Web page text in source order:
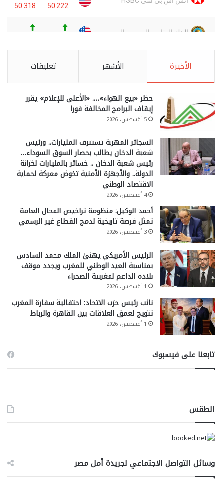
الأخيرة الأشهر تعليقات
حظر «بيع الهواء»…. «الأعلى للإعلام» يقرر
إيقاف البرامج المخالفة فورا
5 أغسطس، 2026
السجائر المهربة تستنزف المليارات.. ورئيس
شعبة الدخان يطالب بحصار السوق السوداء…
رئيس شعبة الدخان .. خسائر بالمليارات لخزانة
الدولة.. والأجهزة الأمنية تخوض معركة لحماية
الاقتصاد الوطني
4 أغسطس، 2026
أحمد الوكيل: منظومة تراخيص المحال العامة
تمثل فرصة تاريخية لدمج القطاع غير الرسمي
3 أغسطس، 2026
الرئيس الأمريكي يهنئ الملك محمد السادس
بمناسبة العيد الوطني للمغرب ويجدد موقف
بلاده الداعم لمغربية الصحراء
1 أغسطس، 2026
نائب رئيس حزب الاتحاد: احتفالية سفارة المغرب
تتويج لعمق العلاقات بين القاهرة والرباط
1 أغسطس، 2026
تابعنا على فيسبوك
الطقس
وسائل التواصل الاجتماعي لجريدة أمل مصر